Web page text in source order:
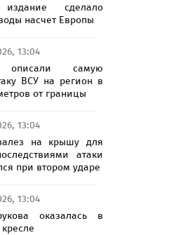
издание сделало
насчет Европы
13:04
описали самую
ВСУ на регион в
от границы
13:04
на крышу для
атаки
при втором ударе
13:04
оказалась в